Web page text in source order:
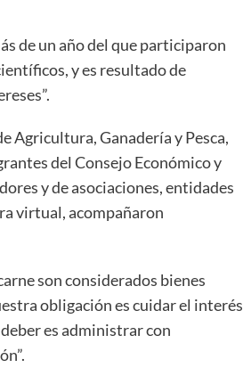
de un año del que participaron
y es resultado de
Agricultura, Ganadería y Pesca,
del Consejo Económico y
y de asociaciones, entidades
virtual, acompañaron
son considerados bienes
obligación es cuidar el interés
es administrar con